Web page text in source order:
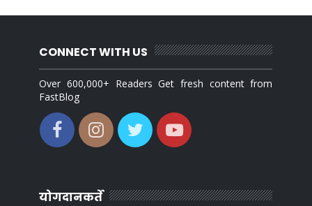
CONNECT WITH US
Over 600,000+ Readers Get fresh content from
FastBlog
योगदानकर्ते